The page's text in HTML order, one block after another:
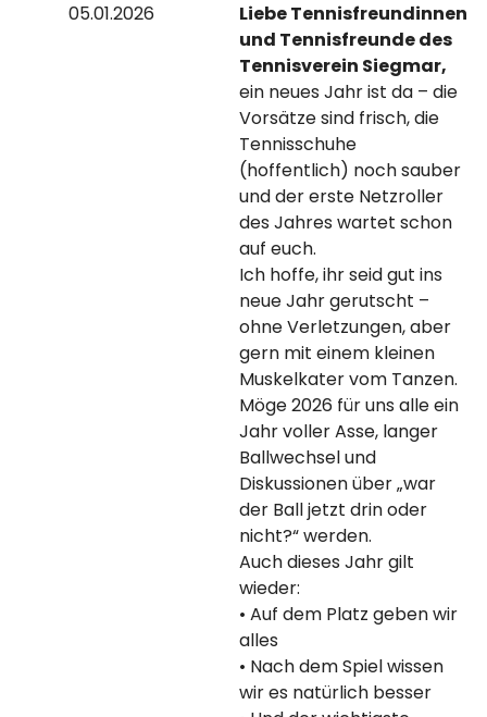
05.01.2026
Liebe Tennisfreundinnen
und Tennisfreunde des
Tennisverein Siegmar,
ein neues Jahr ist da – die
Vorsätze sind frisch, die
Tennisschuhe
(hoffentlich) noch sauber
und der erste Netzroller
des Jahres wartet schon
auf euch.
Ich hoffe, ihr seid gut ins
neue Jahr gerutscht –
ohne Verletzungen, aber
gern mit einem kleinen
Muskelkater vom Tanzen.
Möge 2026 für uns alle ein
Jahr voller Asse, langer
Ballwechsel und
Diskussionen über „war
der Ball jetzt drin oder
nicht?“ werden.
Auch dieses Jahr gilt
wieder:
• Auf dem Platz geben wir
alles
• Nach dem Spiel wissen
wir es natürlich besser